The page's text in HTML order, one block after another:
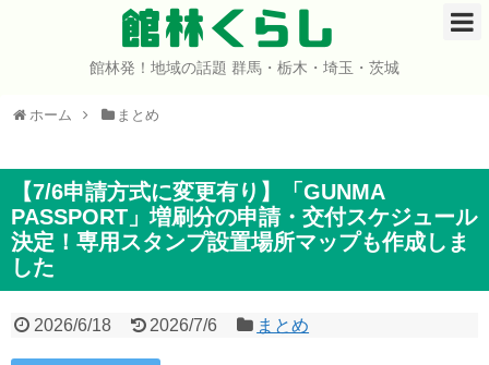
館林くらし
館林発！地域の話題 群馬・栃木・埼玉・茨城
ホーム まとめ
【7/6申請方式に変更有り】「GUNMA
PASSPORT」増刷分の申請・交付スケジュール
決定！専用スタンプ設置場所マップも作成しま
した
2026/6/18 2026/7/6 まとめ
ホーム
イベント
グルメ
ショップ